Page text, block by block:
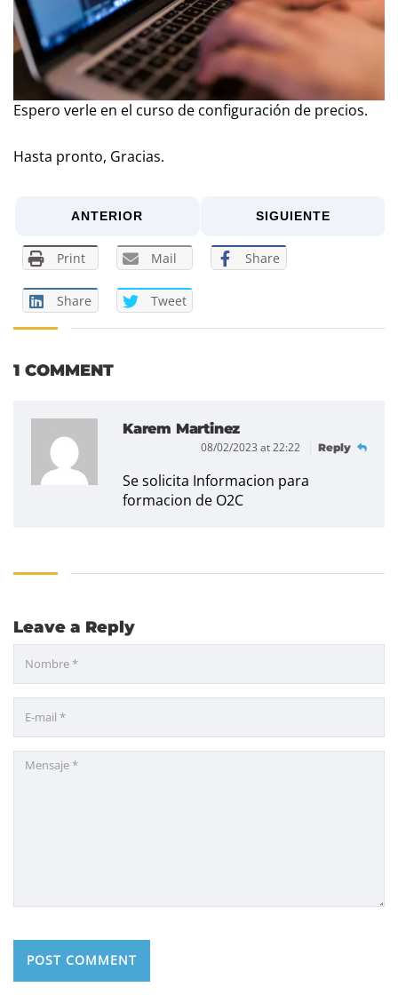
Espero verle en el curso de configuración de precios.
Hasta pronto, Gracias.
ANTERIOR SIGUIENTE
Print Mail Share
Share Tweet
1 COMMENT
Karem Martinez
08/02/2023 at 22:22 Reply
Se solicita Informacion para
formacion de O2C
Leave a Reply